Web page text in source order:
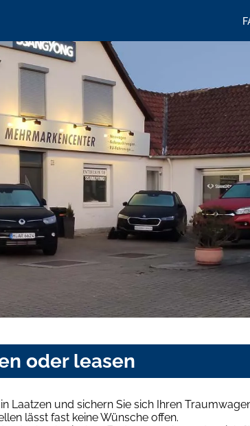
oder leasen
Laatzen und sichern Sie sich Ihren
lässt fast keine Wünsche offen.